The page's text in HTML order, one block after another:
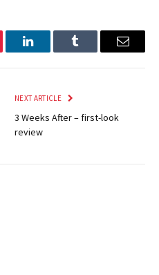
LinkedInTumblr Email
NEXT ARTICLE
3 Weeks After – first-look
review